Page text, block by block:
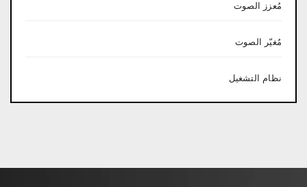
مُعزز الصوت
مُغيّر الصوت
نظام التشغيل